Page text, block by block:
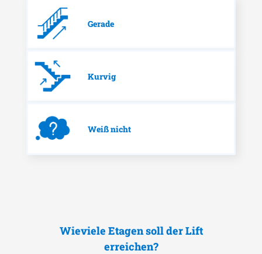
Gerade
Kurvig
Weiß nicht
Wieviele Etagen soll der Lift
erreichen?